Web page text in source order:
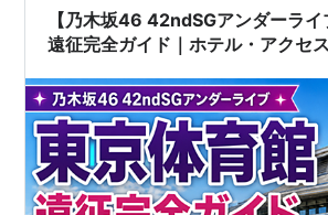
【乃木坂46 42ndSGアンダーラ
遠征完全ガイド｜ホテル・アクセ